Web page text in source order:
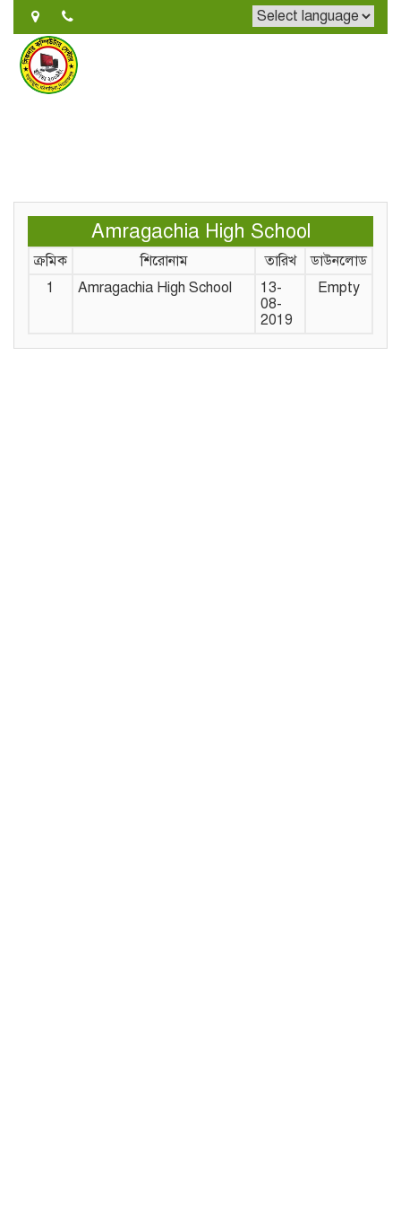
Amragachia High School
ক্রমিক শিরোনাম তারিখ
ডাউনলোড
1
Amragachia High School
13-
08-
2019
Empty